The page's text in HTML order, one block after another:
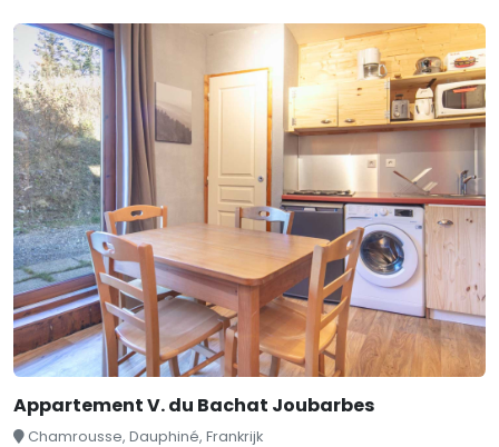
Appartement V. du Bachat Joubarbes
Chamrousse, Dauphiné, Frankrijk